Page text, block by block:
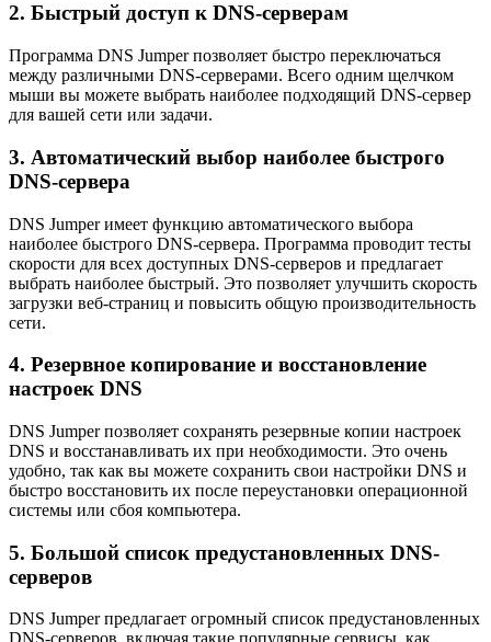
2. Быстрый доступ к DNS-серверам
Программа DNS Jumper позволяет быстро переключаться
между различными DNS-серверами. Всего одним щелчком
мыши вы можете выбрать наиболее подходящий DNS-сервер
для вашей сети или задачи.
3. Автоматический выбор наиболее быстрого
DNS-сервера
DNS Jumper имеет функцию автоматического выбора
наиболее быстрого DNS-сервера. Программа проводит тесты
скорости для всех доступных DNS-серверов и предлагает
выбрать наиболее быстрый. Это позволяет улучшить скорость
загрузки веб-страниц и повысить общую производительность
сети.
4. Резервное копирование и восстановление
настроек DNS
DNS Jumper позволяет сохранять резервные копии настроек
DNS и восстанавливать их при необходимости. Это очень
удобно, так как вы можете сохранить свои настройки DNS и
быстро восстановить их после переустановки операционной
системы или сбоя компьютера.
5. Большой список предустановленных DNS-
серверов
DNS Jumper предлагает огромный список предустановленных